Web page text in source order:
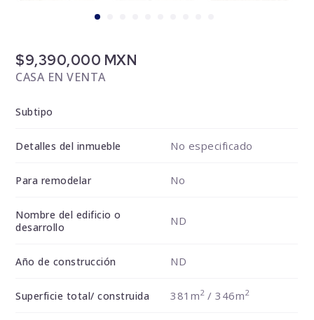
$9,390,000 MXN
CASA EN VENTA
Subtipo
Detalles del inmueble No especificado
Para remodelar No
Nombre del edificio o
desarrollo
ND
Año de construcción ND
Superficie total/ construida 381m2/ 346m2